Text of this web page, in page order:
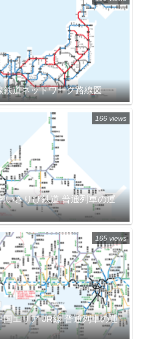
鉄道ネットワーク路線図
いさりび鉄道 普通列車の運
166 views
国エリア JR線 普通列車の運
165 views